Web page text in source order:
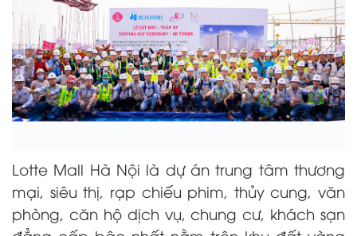
Lotte Mall Hà Nội là dự án trung tâm thương
mại, siêu thị, rạp chiếu phim, thủy cung, văn
phòng, căn hộ dịch vụ, chung cư, khách sạn